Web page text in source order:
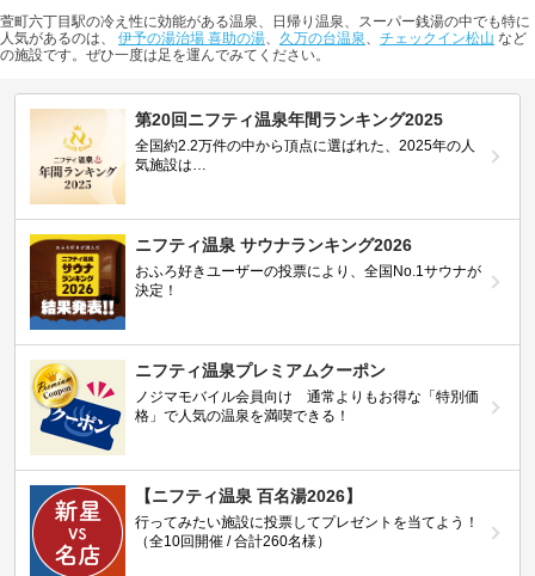
萱町六丁目駅の冷え性に効能がある温泉、日帰り温泉、スーパー銭湯の中でも特に
人気があるのは、 伊予の湯治場 喜助の湯、 久万の台温泉、 チェックイン松山 など
の施設です。ぜひ一度は足を運んでみてください。
第20回ニフティ温泉年間ランキング2025
全国約2.2万件の中から頂点に選ばれた、2025年の人
気施設は…
ニフティ温泉 サウナランキング2026
おふろ好きユーザーの投票により、全国No.1サウナが
決定！
ニフティ温泉プレミアムクーポン
ノジマモバイル会員向け 通常よりもお得な「特別価
格」で人気の温泉を満喫できる！
【ニフティ温泉 百名湯2026】
行ってみたい施設に投票してプレゼントを当てよう！
（全10回開催 / 合計260名様）